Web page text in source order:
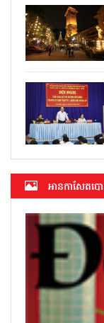
អាន​កាសែត​បោ